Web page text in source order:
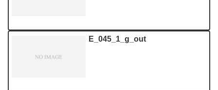
E_045_1_g_out